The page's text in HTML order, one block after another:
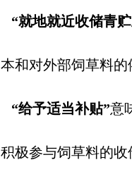
“就地就近收储青
本和对外部饲草料的
“给予适当补贴”意
积极参与饲草料的